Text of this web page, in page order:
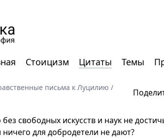
Стоицизм Цитаты Темы
письма к Луцилию /
свободных искусств и наук не
для добродетели не дают?